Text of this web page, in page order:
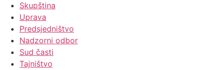
Skupština
Uprava
Predsjedništvo
Nadzorni odbor
Sud časti
Tajništvo